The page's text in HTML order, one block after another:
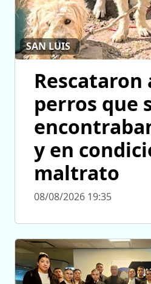
SAN LUIS
Rescataron
perros que
y en
maltrato
08/08/2026 19:35